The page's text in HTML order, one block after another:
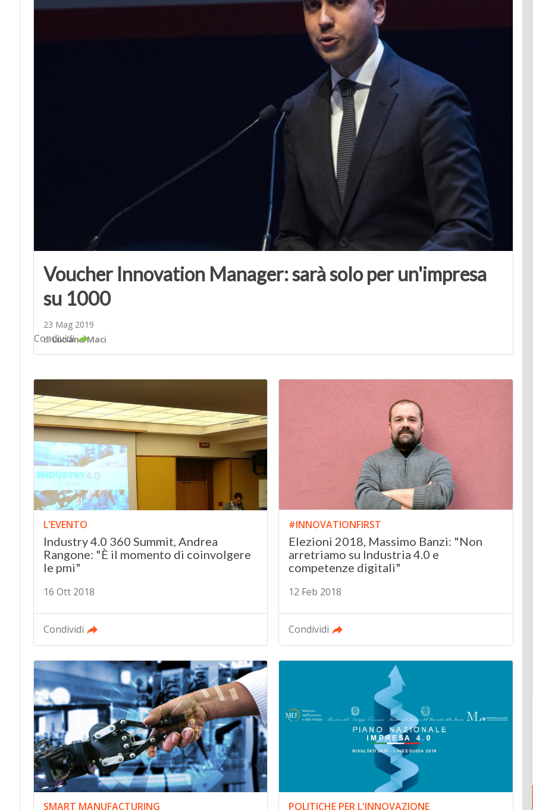
Voucher Innovation Manager: sarà solo per un'impresa
su 1000
23 Mag 2019
diLuciana Maci
Condividi
L'EVENTO
Industry 4.0 360 Summit, Andrea
Rangone: "È il momento di coinvolgere
le pmi"
16 Ott 2018
Condividi
#INNOVATIONFIRST
Elezioni 2018, Massimo Banzi: "Non
arretriamo su Industria 4.0 e
competenze digitali"
12 Feb 2018
Condividi
SMART MANUFACTURING POLITICHE PER L'INNOVAZIONE